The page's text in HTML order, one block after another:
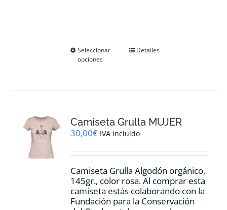
Seleccionar
opciones
Este
se
pueden
en
página
de
producto
Detalles
Camiseta Grulla MUJER
30,00€ IVA incluido
Camiseta Grulla Algodón orgánico,
145gr., color rosa. Al comprar esta
camiseta estás colaborando con la
Fundación para la Conservación